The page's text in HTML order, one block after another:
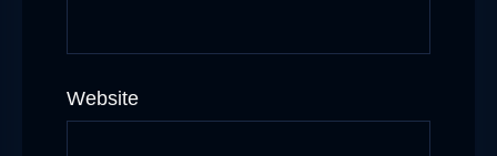
Website